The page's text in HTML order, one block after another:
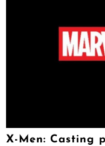
X-Men: Casting